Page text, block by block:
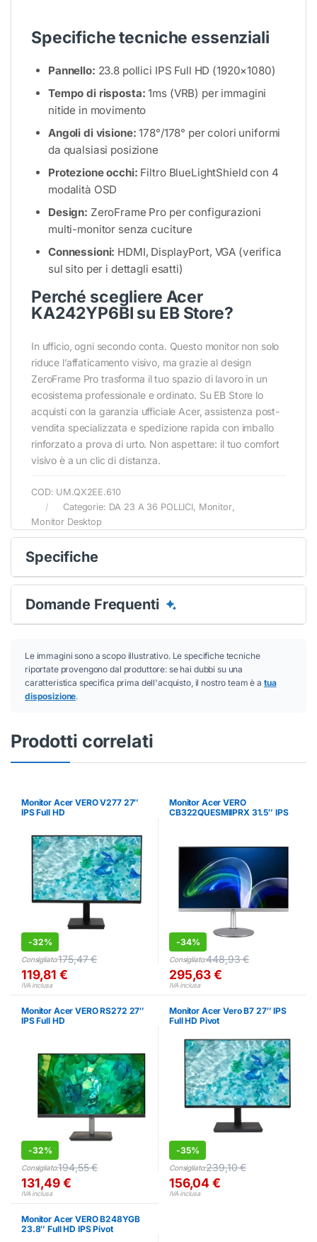
Specifiche tecniche essenziali
Pannello: 23.8 pollici IPS Full HD (1920×1080)
Tempo di risposta: 1ms (VRB) per immagini
nitide in movimento
Angoli di visione: 178°/178° per colori uniformi
da qualsiasi posizione
Protezione occhi: Filtro BlueLightShield con 4
modalità OSD
Design: ZeroFrame Pro per configurazioni
multi-monitor senza cuciture
Connessioni: HDMI, DisplayPort, VGA (verifica
sul sito per i dettagli esatti)
Perché scegliere Acer
KA242YP6BI su EB Store?
In ufficio, ogni secondo conta. Questo monitor non solo
riduce l’affaticamento visivo, ma grazie al design
ZeroFrame Pro trasforma il tuo spazio di lavoro in un
ecosistema professionale e ordinato. Su EB Store lo
acquisti con la garanzia ufficiale Acer, assistenza post-
vendita specializzata e spedizione rapida con imballo
rinforzato a prova di urto. Non aspettare: il tuo comfort
visivo è a un clic di distanza.
COD: UM.QX2EE.610
Categorie: DA 23 A 36 POLLICI Monitor,
Monitor Desktop
Specifiche
Domande Frequenti
Le immagini sono a scopo illustrativo. Le specifiche tecniche
riportate provengono dal produttore: se hai dubbi su una
caratteristica specifica prima dell'acquisto, il nostro team è a tua
disposizione.
Prodotti correlati
Monitor Acer VERO V277 27″
IPS Full HD
-32%
Consigliato:175,47€
119,81€
IVA inclusa
Monitor Acer VERO
CB322QUESMIIPRX 31.5″ IPS
-34%
Consigliato:448,93€
295,63€
IVA inclusa
Monitor Acer VERO RS272 27″
IPS Full HD
-32%
Consigliato:194,55€
131,49€
IVA inclusa
Monitor Acer Vero B7 27″ IPS
Full HD Pivot
-35%
Consigliato:239,10€
156,04€
IVA inclusa
Monitor Acer VERO B248YGB
23.8″ Full HD IPS Pivot